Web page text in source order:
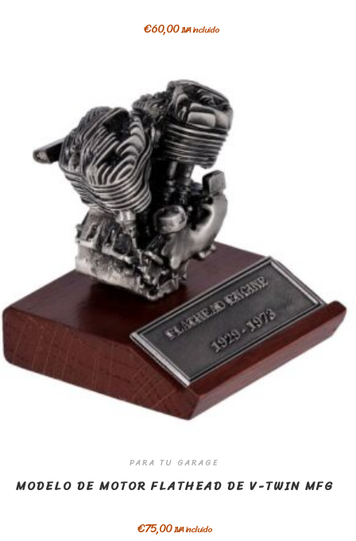
€60,00IVA incluido
PARA TU GARAGE
MODELO DE MOTOR FLATHEAD DE V-TWIN MFG
€75,00IVA incluido